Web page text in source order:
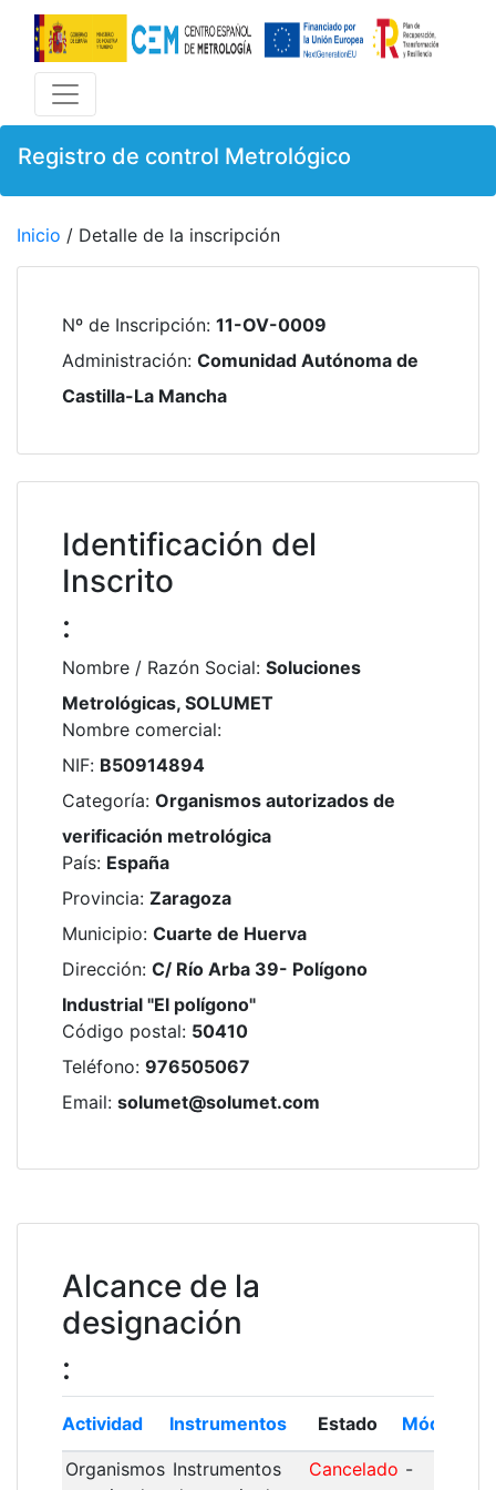
Registro de control Metrológico
Inicio / Detalle de la inscripción
Nº de Inscripción: 11-OV-0009
Administración: Comunidad Autónoma de
Castilla-La Mancha
Identificación del
Inscrito
:
Nombre / Razón Social: Soluciones
Metrológicas, SOLUMET
Nombre comercial:
NIF: B50914894
Categoría: Organismos autorizados de
verificación metrológica
País: España
Provincia: Zaragoza
Municipio: Cuarte de Huerva
Dirección: C/ Río Arba 39- Polígono
Industrial "El polígono"
Código postal: 50410
Teléfono: 976505067
Email: solumet@solumet.com
Alcance de la
designación
:
Actividad Instrumentos Estado Módulo
Organismos Instrumentos
Cancelado -